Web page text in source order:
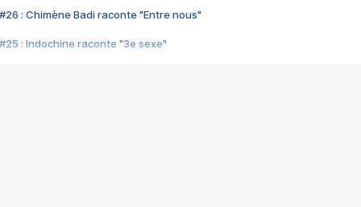
#26 : Chimène Badi raconte "Entre nous"
#25 : Indochine raconte "3e sexe"